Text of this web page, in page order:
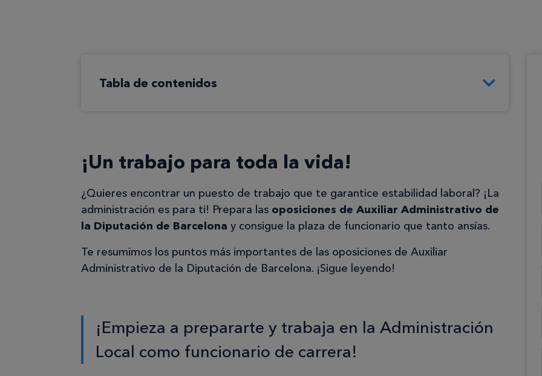
Tabla de contenidos
¡Un trabajo para toda la vida!
¿Quieres encontrar un puesto de trabajo que te garantice estabilidad laboral? ¡La
administración es para ti! Prepara las oposiciones de Auxiliar Administrativo de
la Diputación de Barcelona y consigue la plaza de funcionario que tanto ansías.
Te resumimos los puntos más importantes de las oposiciones de Auxiliar
Administrativo de la Diputación de Barcelona. ¡Sigue leyendo!
¡Empieza a prepararte y trabaja en la Administración
Local como funcionario de carrera!